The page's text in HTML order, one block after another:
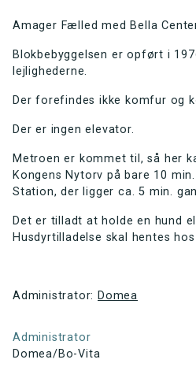
Amager Fælled med Bella
Blokbebyggelsen er opført i
lejlighederne.
Der forefindes ikke komfur og
Der er ingen elevator.
Metroen er kommet til, så her
Kongens Nytorv på bare 10
Station, der ligger ca. 5 min.
Det er tilladt at holde en hund
Husdyrtilladelse skal hentes
Administrator: Domea
Administrator
Domea/Bo-Vita